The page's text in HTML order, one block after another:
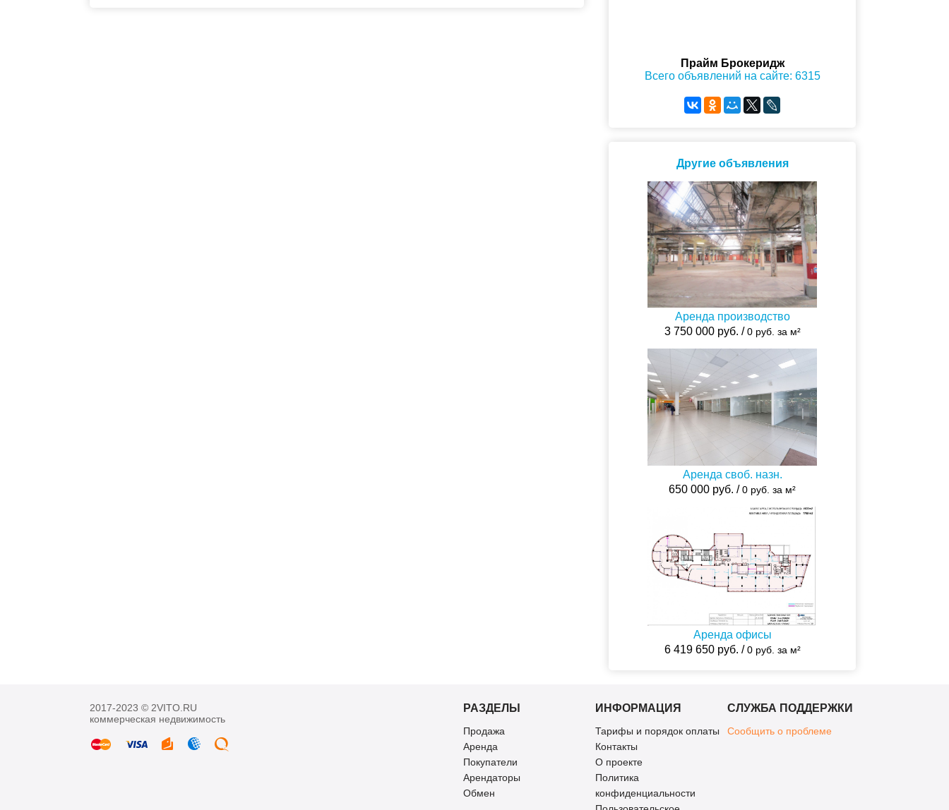
Прайм Брокеридж
Всего объявлений на сайте: 6315
Другие объявления
Аренда производство
3 750 000 руб. /0 руб. за м²
Аренда своб. назн.
650 000 руб. /0 руб. за м²
Аренда офисы
6 419 650 руб. /0 руб. за м²
2017-2023 © 2VITO.RU
коммерческая недвижимость
РАЗДЕЛЫ
Продажа
Аренда
Покупатели
Арендаторы
Обмен
ИНФОРМАЦИЯ
Тарифы и порядок оплаты
Контакты
О проекте
Политика
конфиденциальности
СЛУЖБА ПОДДЕРЖКИ
Сообщить о проблеме